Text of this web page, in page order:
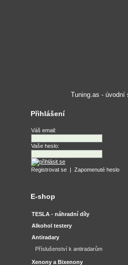
Tuning.as - úvodní
Přihlášení
Váš email:
Vaše heslo:
Registrovat se | Zapomenuté heslo
E-shop
TESLA - náhradní díly
Alkohol testery
Antiradary
Příslušenství k antiradarům
Xenony a Bixenony